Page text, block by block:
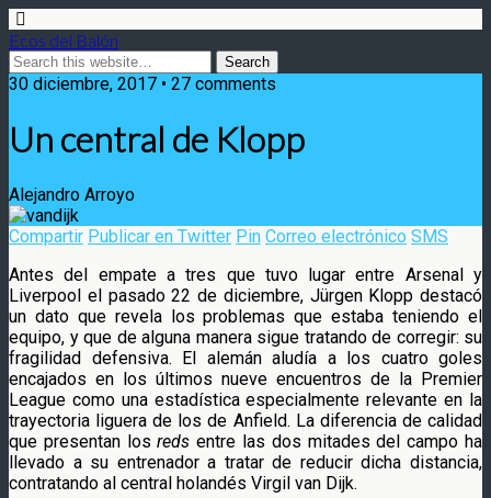
Ecos del Balón
30 diciembre, 2017 • 27 comments
Un central de Klopp
Alejandro Arroyo
Compartir Publicar en Twitter Pin Correo electrónico SMS
Antes del empate a tres que tuvo lugar entre Arsenal y
Liverpool el pasado 22 de diciembre, Jürgen Klopp destacó
un dato que revela los problemas que estaba teniendo el
equipo, y que de alguna manera sigue tratando de corregir: su
fragilidad defensiva. El alemán aludía a los cuatro goles
encajados en los últimos nueve encuentros de la Premier
League como una estadística especialmente relevante en la
trayectoria liguera de los de Anfield. La diferencia de calidad
que presentan losreds entre las dos mitades del campo ha
llevado a su entrenador a tratar de reducir dicha distancia,
contratando al central holandés Virgil van Dijk.